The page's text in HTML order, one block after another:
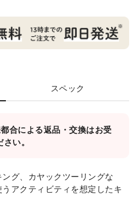
スペック
合による返品・交換はお受
い。
グ、カヤックツーリングな
アクティビティを想定したキ